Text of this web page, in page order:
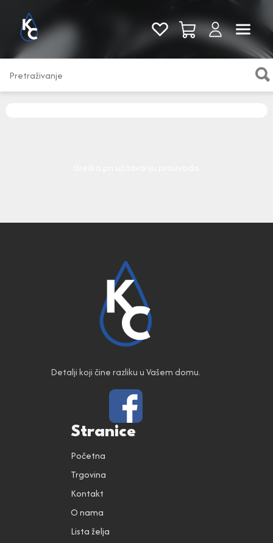
Pogledaj sve
Detalji koji čine razliku u Vašem domu.
Stranice
Početna
Trgovina
Kontakt
O nama
Lista želja